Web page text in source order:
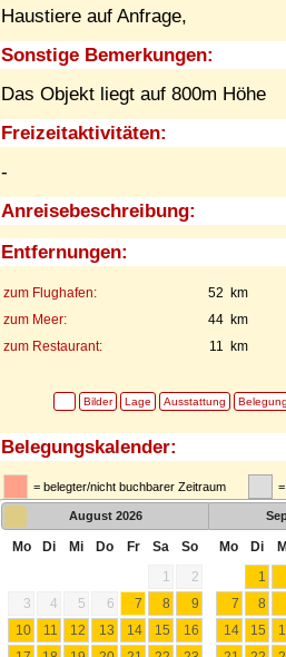
Haustiere auf Anfrage,
Sonstige Bemerkungen:
Das Objekt liegt auf 800m Höhe
Freizeitaktivitäten:
-
Anreisebeschreibung:
Entfernungen:
52 km
zum Flughafen:
44 km
zum Meer:
11 km
zum Restaurant:
Bilder Lage Ausstattung
Belegungskalender:
= belegter/nicht buchbarer Zeitraum
August 2026
Mo Di Mi Do Fr Sa
So
1
2
3
4 5 6 7 8
9
10
11 12 13 14 15
16
Mo Di
1
7
8
14
15